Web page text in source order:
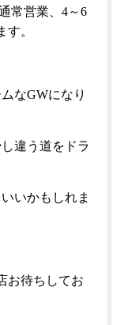
常営業、4～6
。
なGWになり
違う道をドラ
いかもしれま
お待ちしてお